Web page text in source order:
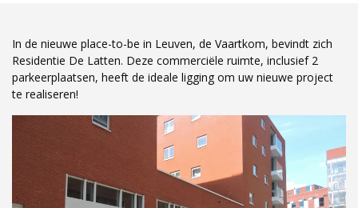
In de nieuwe place-to-be in Leuven, de Vaartkom, bevindt zich
Residentie De Latten. Deze commerciële ruimte, inclusief 2
parkeerplaatsen, heeft de ideale ligging om uw nieuwe project
te realiseren!